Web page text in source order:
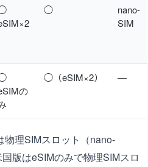
◯
nano-
SIM
の
◯（eSIM×2） —
物理SIMスロット（nano-
版はeSIMのみで物理SIMスロ